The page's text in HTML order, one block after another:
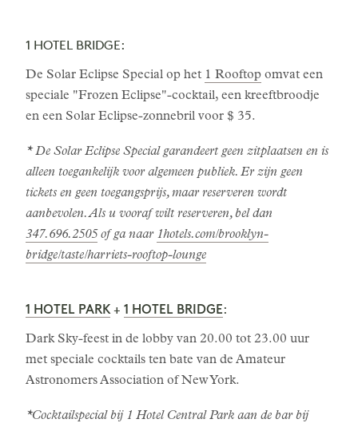
1 HOTEL BRIDGE:
De Solar Eclipse Special op het 1 Rooftop omvat een
speciale "Frozen Eclipse"-cocktail, een kreeftbroodje
en een Solar Eclipse-zonnebril voor $ 35.
* De Solar Eclipse Special garandeert geen zitplaatsen en is
alleen toegankelijk voor algemeen publiek. Er zijn geen
tickets en geen toegangsprijs, maar reserveren wordt
aanbevolen. Als u vooraf wilt reserveren, bel dan
347.696.2505 of ga naar 1hotels.com/brooklyn-
bridge/taste/harriets-rooftop-lounge
1 HOTEL PARK+ 1 HOTEL BRIDGE:
Dark Sky-feest in de lobby van 20.00 tot 23.00 uur
met speciale cocktails ten bate van de Amateur
Astronomers Association of New York.
*Cocktailspecial bij 1 Hotel Central Park aan de bar bij